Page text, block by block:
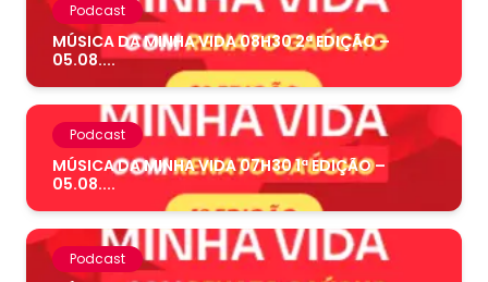
Podcast
MÚSICA DA MINHA VIDA 08H30 2ª EDIÇÃO –
05.08....
Podcast
MÚSICA DA MINHA VIDA 07H30 1ª EDIÇÃO –
05.08....
Podcast